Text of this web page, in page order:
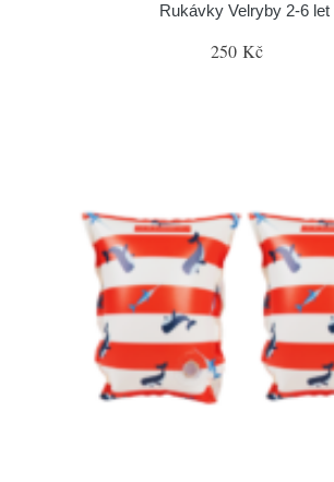
Rukávky Velryby 2-6 let
250 Kč